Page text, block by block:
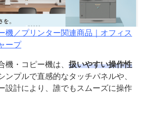
機／プリンター関連商品｜オフィス
ープ
機・コピー機は、 扱いやすい操作性
ンプルで直感的なタッチパネルや、
設計により、誰でもスムーズに操作